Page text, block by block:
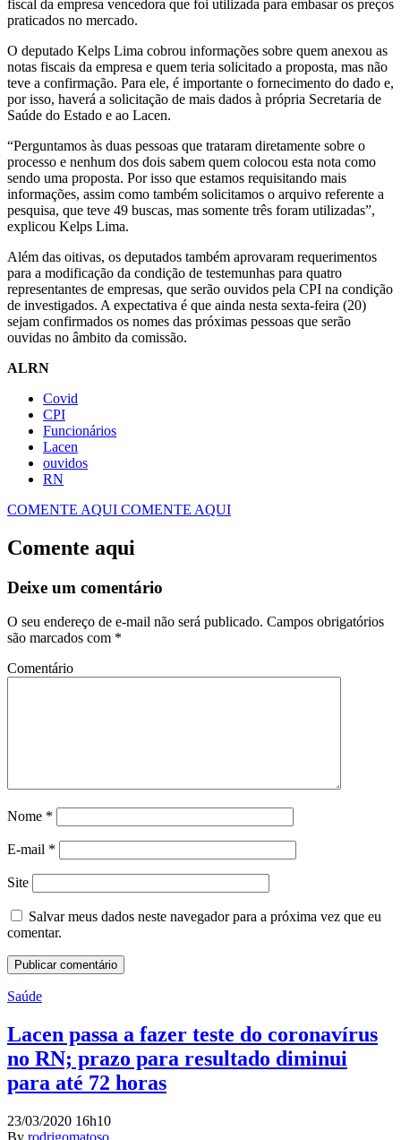
fiscal da empresa vencedora que foi utilizada para embasar os preços
praticados no mercado.
O deputado Kelps Lima cobrou informações sobre quem anexou as
notas fiscais da empresa e quem teria solicitado a proposta, mas não
teve a confirmação. Para ele, é importante o fornecimento do dado e,
por isso, haverá a solicitação de mais dados à própria Secretaria de
Saúde do Estado e ao Lacen.
“Perguntamos às duas pessoas que trataram diretamente sobre o
processo e nenhum dos dois sabem quem colocou esta nota como
sendo uma proposta. Por isso que estamos requisitando mais
informações, assim como também solicitamos o arquivo referente a
pesquisa, que teve 49 buscas, mas somente três foram utilizadas”,
explicou Kelps Lima.
Além das oitivas, os deputados também aprovaram requerimentos
para a modificação da condição de testemunhas para quatro
representantes de empresas, que serão ouvidos pela CPI na condição
de investigados. A expectativa é que ainda nesta sexta-feira (20)
sejam confirmados os nomes das próximas pessoas que serão
ouvidas no âmbito da comissão.
ALRN
Covid
CPI
Funcionários
Lacen
ouvidos
RN
COMENTE AQUI COMENTE AQUI
Comente aqui
Deixe um comentário
O seu endereço de e-mail não será publicado. Campos obrigatórios
são marcados com *
Comentário
Nome *
E-mail *
Site
Salvar meus dados neste navegador para a próxima vez que eu
comentar.
Saúde
Lacen passa a fazer teste do coronavírus
no RN; prazo para resultado diminui
para até 72 horas
23/03/2020 16h10